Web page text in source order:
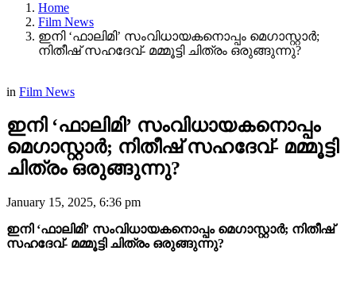
Home
Film News
ഇനി ‘ഫാലിമി’ സംവിധായകനൊപ്പം മെഗാസ്റ്റാർ;
നിതീഷ് സഹദേവ്- മമ്മൂട്ടി ചിത്രം ഒരുങ്ങുന്നു?
in Film News
ഇനി ‘ഫാലിമി’ സംവിധായകനൊപ്പം
മെഗാസ്റ്റാർ; നിതീഷ് സഹദേവ്- മമ്മൂട്ടി
ചിത്രം ഒരുങ്ങുന്നു?
January 15, 2025, 6:36 pm
ഇനി ‘ഫാലിമി’ സംവിധായകനൊപ്പം മെഗാസ്റ്റാർ; നിതീഷ്
സഹദേവ്- മമ്മൂട്ടി ചിത്രം ഒരുങ്ങുന്നു?